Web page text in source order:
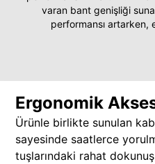
varan bant genişliği
performansı artarken,
Ergonomik
Ürünle birlikte sunulan
sayesinde saatlerce
tuşlarındaki rahat